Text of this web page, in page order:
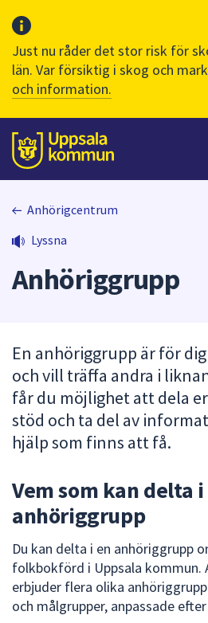
Just nu råder det stor risk för
län. Var försiktig i skog och
och information.
Till sidans
huvudinnehåll
Anhörigcentrum
Lyssna
Anhöriggrupp
En anhöriggrupp är för
och vill träffa andra i
får du möjlighet att dela
stöd och ta del av
hjälp som finns att få.
Vem som kan delta
anhöriggrupp
Du kan delta i en anhöriggrupp
folkbokförd i Uppsala kommun.
erbjuder flera olika
och målgrupper, anpassade